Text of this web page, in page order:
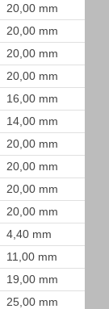
20,00 mm
20,00 mm
20,00 mm
20,00 mm
16,00 mm
14,00 mm
20,00 mm
20,00 mm
20,00 mm
20,00 mm
4,40 mm
11,00 mm
19,00 mm
25,00 mm